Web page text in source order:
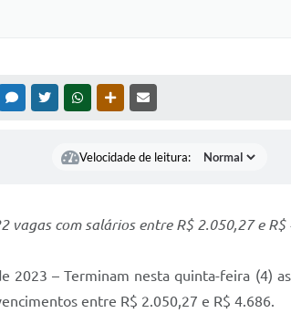
MESSENGER
TWITTERWHATSAPPOUTRAS MÍDIAS
Velocidade de leitura:
vagas com salários entre R$ 2.050,27 e R$
2023 – Terminam nesta quinta-feira (4)
entre R$ 2.050,27 e R$ 4.686.